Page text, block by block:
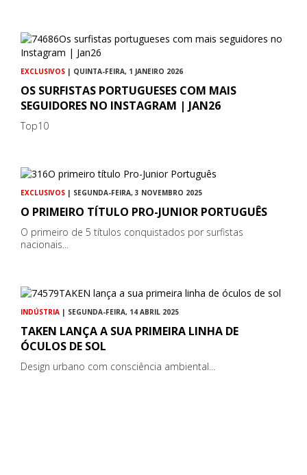
EXCLUSIVOS | QUINTA-FEIRA, 1 JANEIRO 2026
OS SURFISTAS PORTUGUESES COM MAIS
SEGUIDORES NO INSTAGRAM | JAN26
Top10
EXCLUSIVOS | SEGUNDA-FEIRA, 3 NOVEMBRO 2025
O PRIMEIRO TÍTULO PRO-JUNIOR PORTUGUÊS
O primeiro de 5 títulos conquistados por surfistas
nacionais...
INDÚSTRIA | SEGUNDA-FEIRA, 14 ABRIL 2025
TAKEN LANÇA A SUA PRIMEIRA LINHA DE
ÓCULOS DE SOL
Design urbano com consciência ambiental...